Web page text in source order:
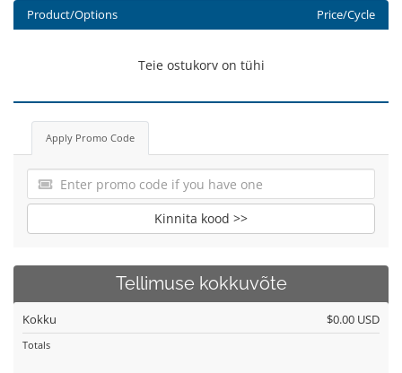
Product/Options Price/Cycle
Teie ostukorv on tühi
Apply Promo Code
Kinnita kood >>
Tellimuse kokkuvõte
Kokku $0.00 USD
Totals